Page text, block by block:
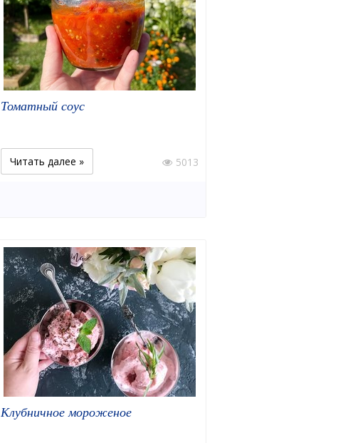
Томатный соус
Читать далее » 5013
Клубничное мороженое